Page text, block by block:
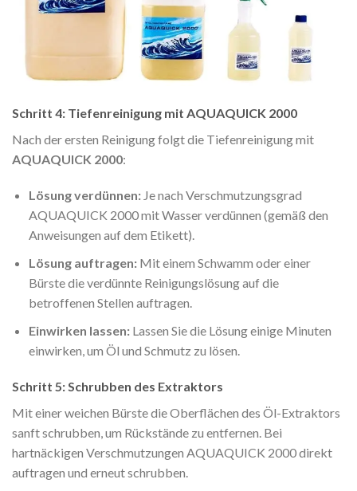
Schritt 4: Tiefenreinigung mit AQUAQUICK 2000
Nach der ersten Reinigung folgt die Tiefenreinigung mit
AQUAQUICK 2000:
Lösung verdünnen:Je nach Verschmutzungsgrad
AQUAQUICK 2000 mit Wasser verdünnen (gemäß den
Anweisungen auf dem Etikett).
Lösung auftragen:Mit einem Schwamm oder einer
Bürste die verdünnte Reinigungslösung auf die
betroffenen Stellen auftragen.
Einwirken lassen:Lassen Sie die Lösung einige Minuten
einwirken, um Öl und Schmutz zu lösen.
Schritt 5: Schrubben des Extraktors
Mit einer weichen Bürste die Oberflächen des Öl-Extraktors
sanft schrubben, um Rückstände zu entfernen. Bei
hartnäckigen Verschmutzungen AQUAQUICK 2000 direkt
auftragen und erneut schrubben.